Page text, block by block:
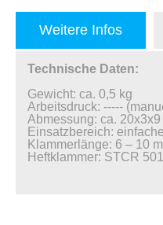
Weitere Infos
Technische Daten:
Gewicht: ca. 0,5 kg
Arbeitsdruck: -----
Abmessung: ca. 20x3x9
Einsatzbereich:
Klammerlänge: 6 – 10
Heftklammer: STCR